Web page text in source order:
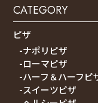
CATEGORY
ピザ
-ナポリピザ
-ローマピザ
-ハーフ＆ハーフピ
-スイーツピザ